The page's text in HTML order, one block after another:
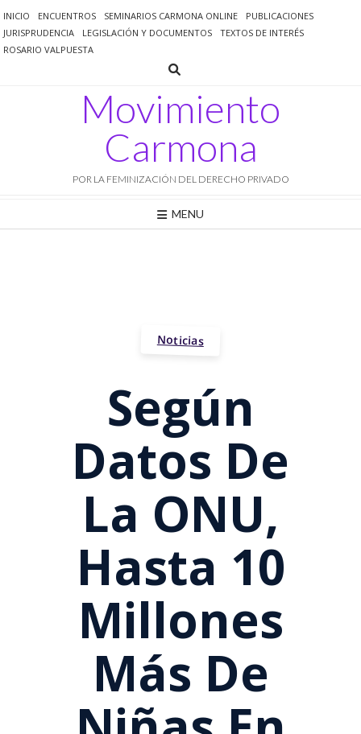
al
contenido
INICIO ENCUENTROS SEMINARIOS CARMONA ONLINE
PUBLICACIONES
JURISPRUDENCIA
LEGISLACIÓN Y DOCUMENTOS
TEXTOS DE INTERÉS
ROSARIO VALPUESTA
Movimiento
Carmona
POR LA FEMINIZACIÓN DEL DERECHO PRIVADO
MENU
Noticias
Según
Datos De
La ONU,
Hasta 10
Millones
Más De